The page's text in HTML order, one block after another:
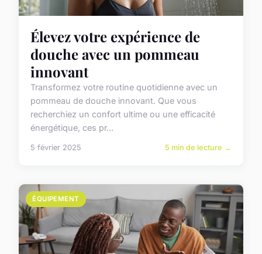
Élevez votre expérience de
douche avec un pommeau
innovant
Transformez votre routine quotidienne avec un
pommeau de douche innovant. Que vous
recherchiez un confort ultime ou une efficacité
énergétique, ces pr...
5 février 2025 5 min de lecture →
ÉQUIPEMENT